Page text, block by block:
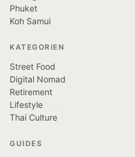
Phuket
Koh Samui
KATEGORIEN
Street Food
Digital Nomad
Retirement
Lifestyle
Thai Culture
GUIDES